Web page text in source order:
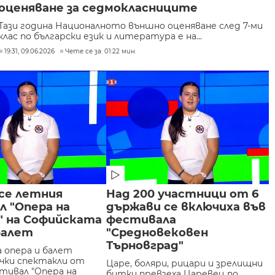
за седмокласниците
година Националното външно оценяване след 7-ми
по български език и литература е на...
19:31, 09.06.2026 Чете се за: 01:22 мин.
летния
"Опера на
на Софийската
опера и балет
спектакли от
"Опера на
Над 200 участници от 6
държави се включиха във
фестивала
"Средновековен
Търновград"
Царе, боляри, рицари и зрелищни